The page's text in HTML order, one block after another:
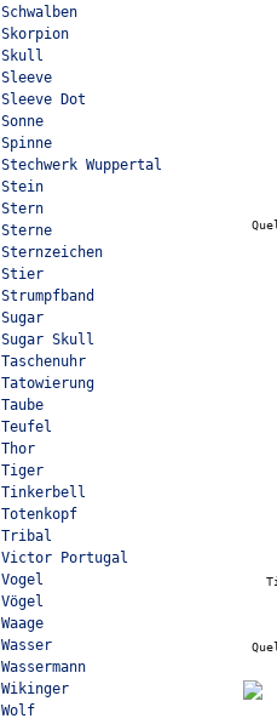
Schwalben
Skorpion
Skull
Sleeve
Sleeve Dot
Sonne
Spinne
Stechwerk Wuppertal
Stein
Stern
Sterne
Sternzeichen
Stier
Strumpfband
Sugar
Sugar Skull
Taschenuhr
Tatowierung
Taube
Teufel
Thor
Tiger
Tinkerbell
Totenkopf
Tribal
Victor Portugal
Vogel
Vögel
Waage
Wasser
Wassermann
Wikinger
Wolf